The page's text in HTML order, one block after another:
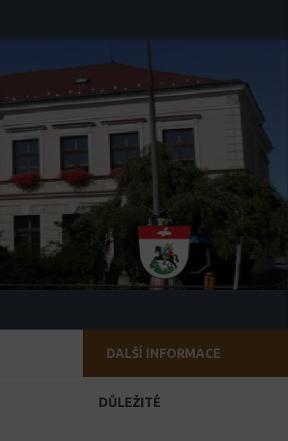
DALŠÍ INFORMACE
DŮLEŽITÉ